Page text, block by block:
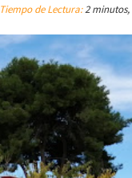
Tiempo de Lectura:2 minutos,